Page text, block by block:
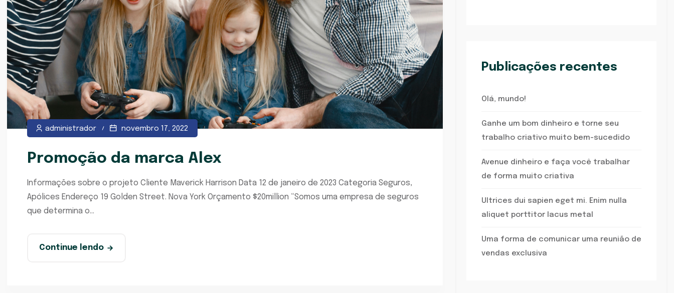
administrador novembro 17, 2022
Promoção da marca Alex
Informações sobre o projeto Cliente Maverick Harrison Data 12 de janeiro de 2023 Categoria Seguros,
Apólices Endereço 19 Golden Street. Nova York Orçamento $20million “Somos uma empresa de seguros
que determina o...
Continue lendo
Publicações recentes
Olá, mundo!
Ganhe um bom dinheiro e torne seu
trabalho criativo muito bem-sucedido
Avenue dinheiro e faça você trabalhar
de forma muito criativa
Ultrices dui sapien eget mi. Enim nulla
aliquet porttitor lacus metal
Uma forma de comunicar uma reunião de
vendas exclusiva